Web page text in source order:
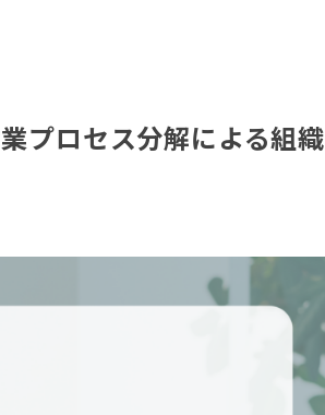
プロセス分解による組織